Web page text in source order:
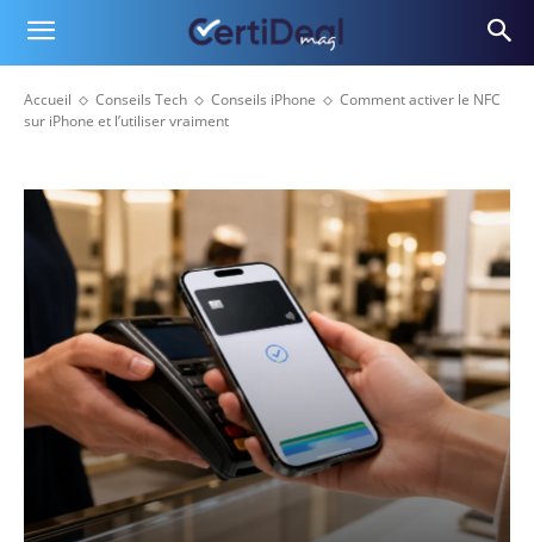
Accueil Conseils Tech Conseils iPhone
Comment activer le NFC
sur iPhone et l’utiliser vraiment